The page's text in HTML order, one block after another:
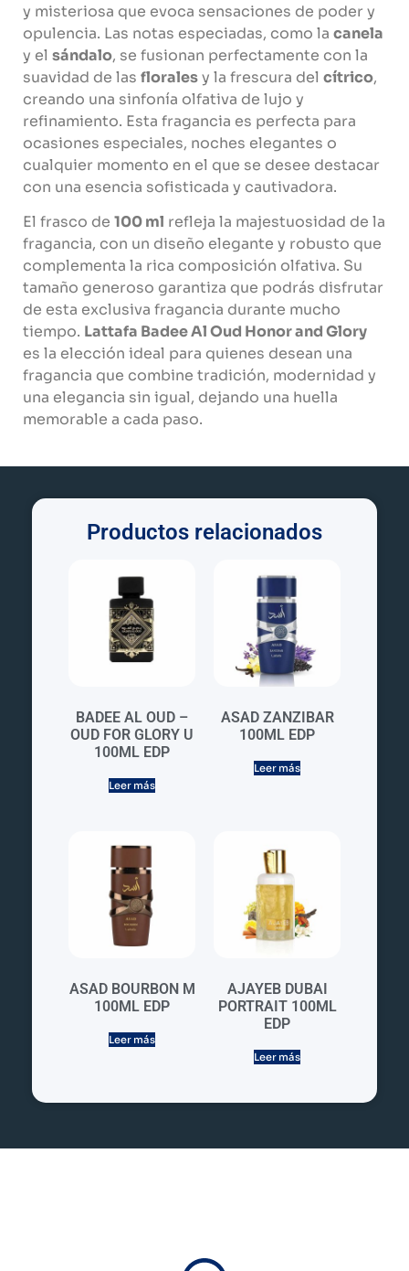
y misteriosa que evoca sensaciones de poder y
opulencia. Las notas especiadas, como la canela
y el sándalo, se fusionan perfectamente con la
suavidad de las floralesy la frescura del cítrico,
creando una sinfonía olfativa de lujo y
refinamiento. Esta fragancia es perfecta para
ocasiones especiales, noches elegantes o
cualquier momento en el que se desee destacar
con una esencia sofisticada y cautivadora.
El frasco de 100 ml refleja la majestuosidad de la
fragancia, con un diseño elegante y robusto que
complementa la rica composición olfativa. Su
tamaño generoso garantiza que podrás disfrutar
de esta exclusiva fragancia durante mucho
tiempo. Lattafa Badee Al Oud Honor and Glory
es la elección ideal para quienes desean una
fragancia que combine tradición, modernidad y
una elegancia sin igual, dejando una huella
memorable a cada paso.
Productos relacionados
BADEE AL OUD –
OUD FOR GLORY U
100ML EDP
Leer más
ASAD ZANZIBAR
100ML EDP
Leer más
ASAD BOURBON M
100ML EDP
Leer más
AJAYEB DUBAI
PORTRAIT 100ML
EDP
Leer más